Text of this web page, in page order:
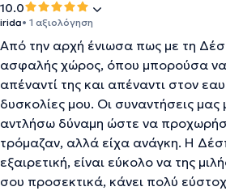
10.0
irida• 1 αξιολόγηση
Από την αρχή ένιωσα πως με τη
ασφαλής χώρος, όπου μπορούσα να
απέναντί της και απέναντι στον
δυσκολίες μου. Οι συναντήσεις
αντλήσω δύναμη ώστε να
τρόμαζαν, αλλά είχα ανάγκη. Η
εξαιρετική, είναι εύκολο να της
σου προσεκτικά, κάνει πολύ